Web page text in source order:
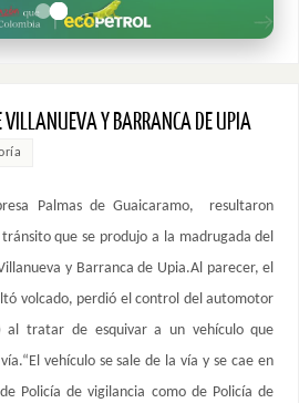
VILLANUEVA Y BARRANCA DE UPIA
Palmas de Guaicaramo, resultaron
que se produjo a la madrugada del
y Barranca de Upia.Al parecer, el
volcado, perdió el control del automotor
al tratar de esquivar a un vehículo que
vehículo se sale de la vía y se cae en
Policía de vigilancia como de Policía de